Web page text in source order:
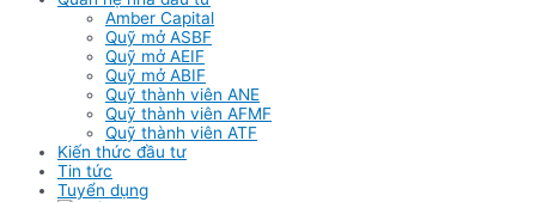
Amber Capital
Quỹ mở ASBF
Quỹ mở AEIF
Quỹ mở ABIF
Quỹ thành viên ANE
Quỹ thành viên AFMF
Quỹ thành viên ATF
Kiến thức đầu tư
Tin tức
Tuyển dụng